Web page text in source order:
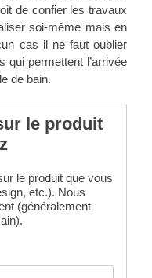
de confier les travaux
soi-même mais en
cas il ne faut oublier
qui permettent l’arrivée
de bain.
le produit
le produit que vous
etc.). Nous
(généralement